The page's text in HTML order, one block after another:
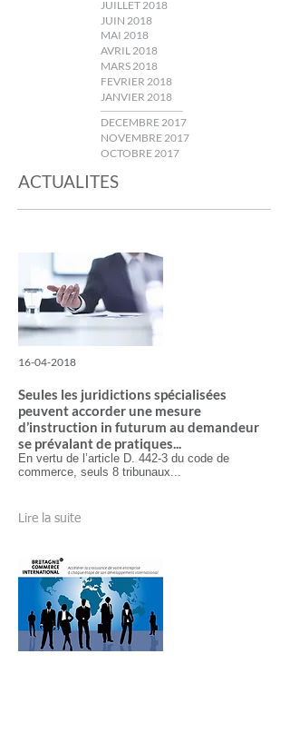
JUILLET 2018
MAI 2018
JUIN 2018
AVRIL 2018
MARS 2018
FEVRIER 2018
JANVIER 2018
DECEMBRE 2017
NOVEMBRE 2017
OCTOBRE 2017
ACTUALITES
16-04-2018
Seules les juridictions spécialisées
peuvent accorder une mesure
d’instruction in futurum au demandeur
se prévalant de pratiques...
En vertu de l’article D. 442-3 du code de
commerce, seuls 8 tribunaux...
Lire la suite